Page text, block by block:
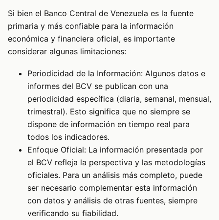
Si bien el Banco Central de Venezuela es la fuente
primaria y más confiable para la información
económica y financiera oficial, es importante
considerar algunas limitaciones:
Periodicidad de la Información: Algunos datos e
informes del BCV se publican con una
periodicidad específica (diaria, semanal, mensual,
trimestral). Esto significa que no siempre se
dispone de información en tiempo real para
todos los indicadores.
Enfoque Oficial: La información presentada por
el BCV refleja la perspectiva y las metodologías
oficiales. Para un análisis más completo, puede
ser necesario complementar esta información
con datos y análisis de otras fuentes, siempre
verificando su fiabilidad.